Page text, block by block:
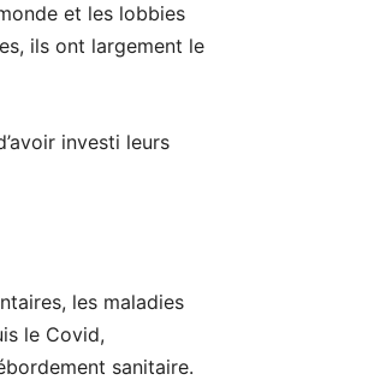
et les lobbies
ils ont largement le
investi leurs
les maladies
le Covid,
sanitaire.